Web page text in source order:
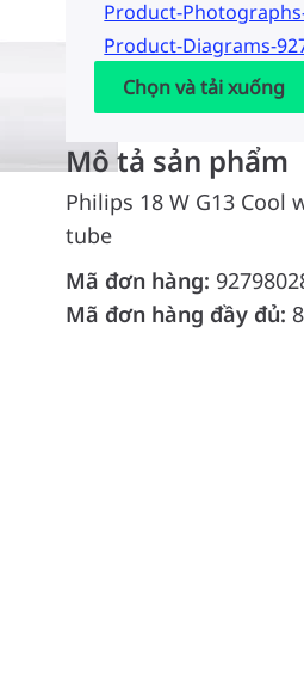
Product-
Product-Diagrams-
Chọn và tải xuống
Mô tả sản phẩm
Philips 18 W G13 Cool
tube
Mã đơn hàng:
Mã đơn hàng đầy đủ: